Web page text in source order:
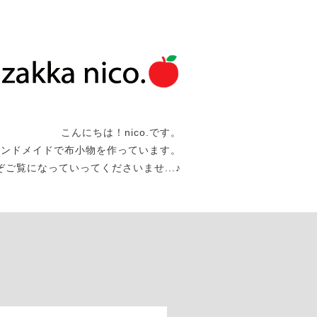
こんにちは！nico.です。
ドメイドで布小物を作っています。
覧になっていってくださいませ...♪